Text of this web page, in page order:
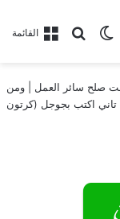
القائمةبحث عن
الوضع المظلم
صلح سائر العمل | ومن
اكتب بجوجل (كرتون